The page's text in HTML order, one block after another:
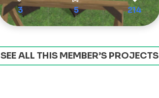
3 5 214
SEE ALL THIS MEMBER’S PROJECTS